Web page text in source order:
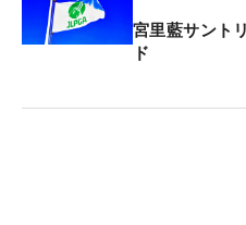
「しっかり上位を狙いに
い」（勝）、「2人で私た
宮里藍サント
ド